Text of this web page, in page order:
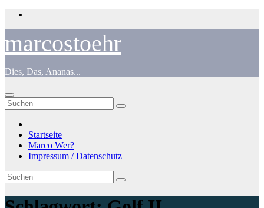
Zum
marcostoehr
Dies, Das, Ananas...
Startseite
Marco Wer?
Impressum / Datenschutz